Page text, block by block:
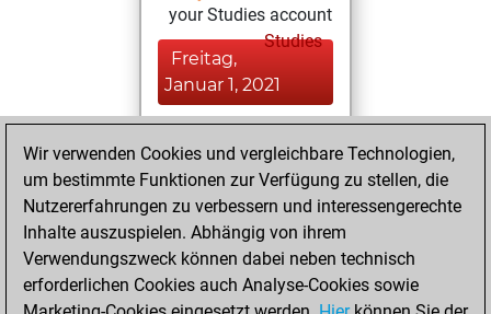
your Studies account
Studies
Freitag,
Januar 1, 2021
BeautyScore of 4
Fritz
achieved a new Elo
of 1592
Donnerstag,
Wir verwenden Cookies und vergleichbare Technologien,
um bestimmte Funktionen zur Verfügung zu stellen, die
Nutzererfahrungen zu verbessern und interessengerechte
Inhalte auszuspielen. Abhängig von ihrem
Verwendungszweck können dabei neben technisch
erforderlichen Cookies auch Analyse-Cookies sowie